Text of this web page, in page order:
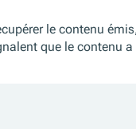
le contenu
que le contenu